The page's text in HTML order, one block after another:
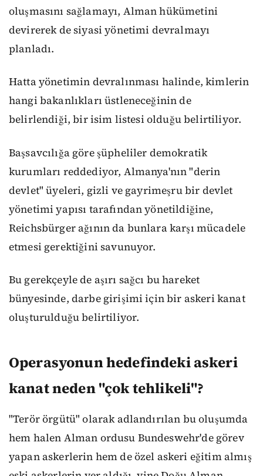
oluşmasını sağlamayı, Alman hükümetini
devirerek de siyasi yönetimi devralmayı
planladı.
Hatta yönetimin devralınması halinde, kimlerin
hangi bakanlıkları üstleneceğinin de
belirlendiği, bir isim listesi olduğu belirtiliyor.
Başsavcılığa göre şüpheliler demokratik
kurumları reddediyor, Almanya'nın "derin
devlet" üyeleri, gizli ve gayrimeşru bir devlet
yönetimi yapısı tarafından yönetildiğine,
Reichsbürger ağının da bunlara karşı mücadele
etmesi gerektiğini savunuyor.
Bu gerekçeyle de aşırı sağcı bu hareket
bünyesinde, darbe girişimi için bir askeri kanat
oluşturulduğu belirtiliyor.
Operasyonun hedefindeki askeri
kanat neden "çok tehlikeli"?
"Terör örgütü" olarak adlandırılan bu oluşumda
hem halen Alman ordusu Bundeswehr'de görev
yapan askerlerin hem de özel askeri eğitim almış